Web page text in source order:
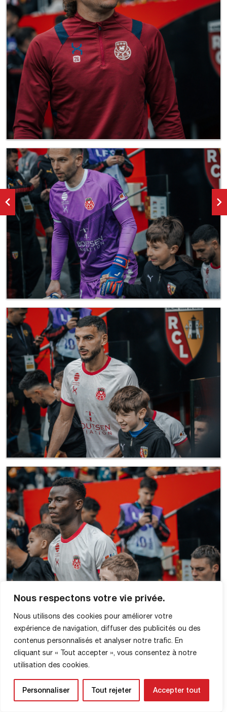
Nous respectons votre vie privée.
Nous utilisons des cookies pour améliorer votre
expérience de navigation, diffuser des publicités ou des
contenus personnalisés et analyser notre trafic. En
cliquant sur « Tout accepter », vous consentez à notre
utilisation des cookies.
Personnaliser Tout rejeter Accepter tout